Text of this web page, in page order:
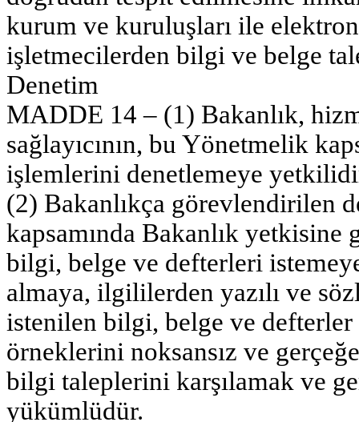
kurum ve kuruluşları ile
işletmecilerden bilgi ve belge
Denetim
MADDE 14 – (1) Bakanlık,
sağlayıcının, bu Yönetmelik
işlemlerini denetlemeye
(2) Bakanlıkça görevlendirilen
kapsamında Bakanlık
bilgi, belge ve defterleri
almaya, ilgililerden yazılı ve
istenilen bilgi, belge ve defterler
örneklerini noksansız ve
bilgi taleplerini karşılamak ve
yükümlüdür.